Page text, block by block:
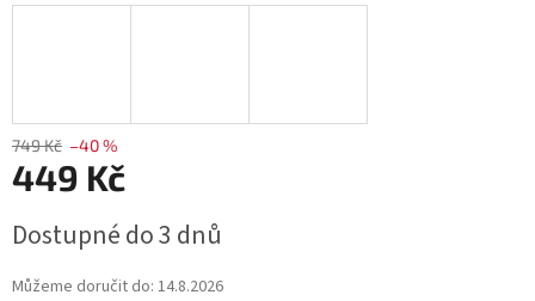
749 Kč –40 %
449 Kč
cena:
Dostupné do 3 dnů
Můžeme doručit do: 14.8.2026